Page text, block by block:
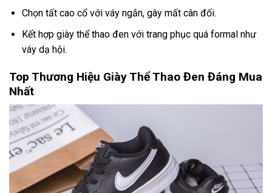
Chọn tất cao cổ với váy ngắn, gây mất cân đối.
Kết hợp giày thể thao đen với trang phục quá formal như
váy dạ hội.
Top Thương Hiệu Giày Thể Thao Đen Đáng Mua
Nhất